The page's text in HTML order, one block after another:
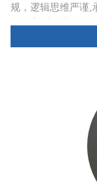
规，逻辑思维严谨,